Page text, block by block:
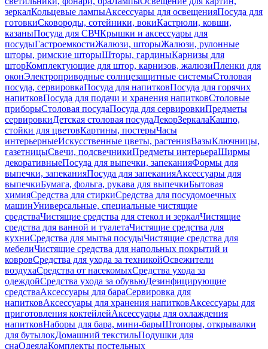
зеркалКольцевые лампыАксессуары для освещенияПосуда для
готовкиСковороды, сотейники, вокиКастрюли, ковши,
казаныПосуда для СВЧКрышки и аксессуары для
посудыГастроемкостиЖалюзи, шторыЖалюзи, рулонные
шторы, римские шторыШторы, гардиныКарнизы для
шторКомплектующие для штор, карнизов, жалюзиПленки для
оконЭлектроприводные солнцезащитные системыСтоловая
посуда, сервировкаПосуда для напитковПосуда для горячих
напитковПосуда для подачи и хранения напитковСтоловые
приборыСтоловая посудаПосуда для сервировкиПредметы
сервировкиДетская столовая посудаДекорЗеркалаКашпо,
стойки для цветовКартины, постерыЧасы
интерьерныеИскусственные цветы, растенияВазыКлючницы,
газетницыСвечи, подсвечникиПредметы интерьераШирмы
декоративныеПосуда для выпечки, запеканияФормы для
выпечки, запеканияПосуда для запеканияАксессуары для
выпечкиБумага, фольга, рукава для выпечкиБытовая
химияСредства для стиркиСредства для посудомоечных
машинУниверсальные, специальные чистящие
средстваЧистящие средства для стекол и зеркалЧистящие
средства для ванной и туалетаЧистящие средства для
кухниСредства для мытья посудыЧистящие средства для
мебелиЧистящие средства для напольных покрытий и
ковровСредства для ухода за техникойОсвежители
воздухаСредства от насекомыхСредства ухода за
одеждойСредства ухода за обувьюДезинфицирующие
средстваАксессуары для бараСервировка для
напитковАксессуары для хранения напитковАксессуары для
приготовления коктейлейАксессуары для охлаждения
напитковНаборы для бара, мини-барыШтопоры, открывалки
для бутылокДомашний текстильПодушки для
снаОдеялаКомплекты постельных